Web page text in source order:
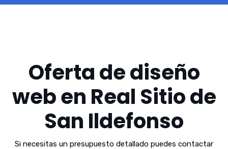
Oferta de diseño
web en Real Sitio de
San Ildefonso
Si necesitas un presupuesto detallado puedes contactar